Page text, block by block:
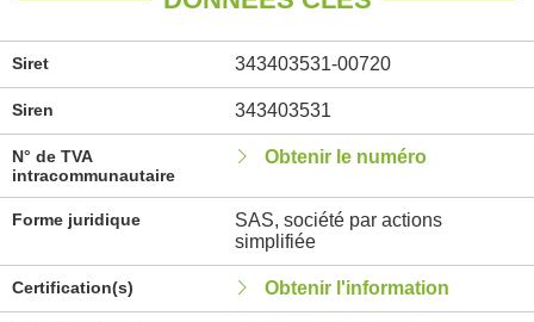
Siret 343403531-00720
Siren 343403531
N° de TVA
intracommunautaire
Obtenir le numéro
Forme juridique
SAS, société par actions
simplifiée
Certification(s) Obtenir l'information